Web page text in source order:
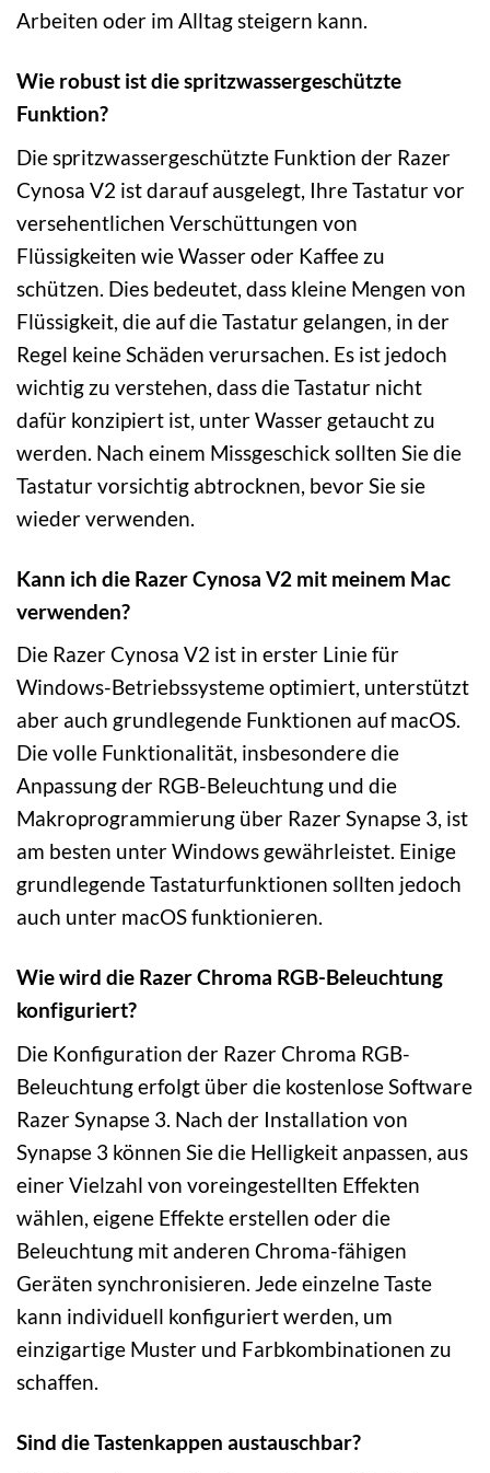
Arbeiten oder im Alltag steigern kann.
Wie robust ist die spritzwassergeschützte
Funktion?
Die spritzwassergeschützte Funktion der Razer
Cynosa V2 ist darauf ausgelegt, Ihre Tastatur vor
versehentlichen Verschüttungen von
Flüssigkeiten wie Wasser oder Kaffee zu
schützen. Dies bedeutet, dass kleine Mengen von
Flüssigkeit, die auf die Tastatur gelangen, in der
Regel keine Schäden verursachen. Es ist jedoch
wichtig zu verstehen, dass die Tastatur nicht
dafür konzipiert ist, unter Wasser getaucht zu
werden. Nach einem Missgeschick sollten Sie die
Tastatur vorsichtig abtrocknen, bevor Sie sie
wieder verwenden.
Kann ich die Razer Cynosa V2 mit meinem Mac
verwenden?
Die Razer Cynosa V2 ist in erster Linie für
Windows-Betriebssysteme optimiert, unterstützt
aber auch grundlegende Funktionen auf macOS.
Die volle Funktionalität, insbesondere die
Anpassung der RGB-Beleuchtung und die
Makroprogrammierung über Razer Synapse 3, ist
am besten unter Windows gewährleistet. Einige
grundlegende Tastaturfunktionen sollten jedoch
auch unter macOS funktionieren.
Wie wird die Razer Chroma RGB-Beleuchtung
konfiguriert?
Die Konfiguration der Razer Chroma RGB-
Beleuchtung erfolgt über die kostenlose Software
Razer Synapse 3. Nach der Installation von
Synapse 3 können Sie die Helligkeit anpassen, aus
einer Vielzahl von voreingestellten Effekten
wählen, eigene Effekte erstellen oder die
Beleuchtung mit anderen Chroma-fähigen
Geräten synchronisieren. Jede einzelne Taste
kann individuell konfiguriert werden, um
einzigartige Muster und Farbkombinationen zu
schaffen.
Sind die Tastenkappen austauschbar?